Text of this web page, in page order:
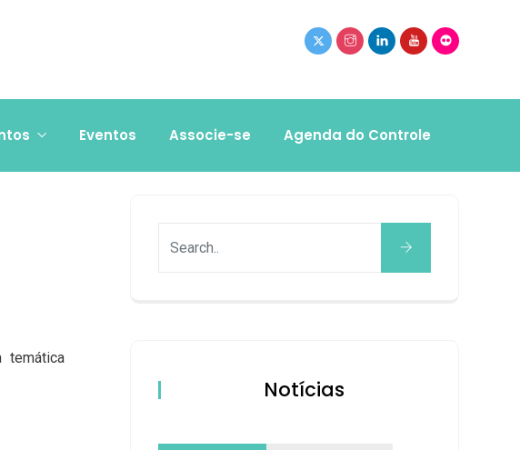
Eventos Associe-se Agenda do Controle
temática
Notícias